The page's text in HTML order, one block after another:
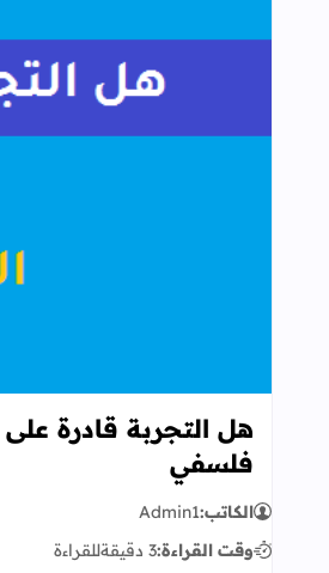
هل التجربة قادرة
فلسفي
الكاتب:Admin1
وقت القراءة:3 دقيقة للقراءة